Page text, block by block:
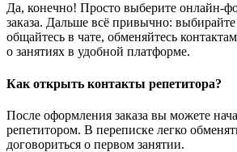
Да, конечно! Просто выберите онлайн-
заказа. Дальше всё привычно: выбирайте
общайтесь в чате, обменяйтесь
о занятиях в удобной платформе.
Как открыть контакты репетитора?
После оформления заказа вы можете
репетитором. В переписке легко
договориться о первом занятии.